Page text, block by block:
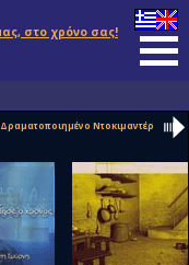
στο χρόνο σας!
Δραματοποιημένο Ντοκιμαντέρ